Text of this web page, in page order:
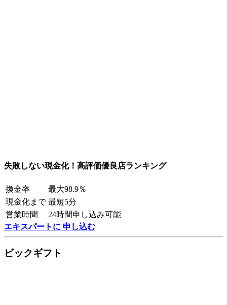
失敗しない現金化！高評価優良店ランキング
換金率
最大98.9％
現金化まで 最短5分
営業時間
24時間申し込み可能
エキスパートに 申し込む
ビックギフト